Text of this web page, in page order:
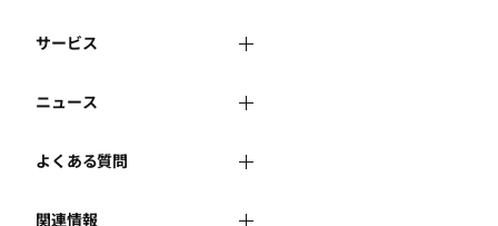
リフォーム評価ナビとは
運営体制
はじめての方へ
サービス
リフォーム会社を探す
リフォーム事例を見る
ニュース
新着情報
よくある質問
関連情報